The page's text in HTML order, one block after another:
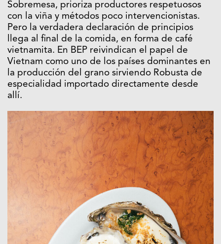
Sobremesa, prioriza productores respetuosos
con la viña y métodos poco intervencionistas.
Pero la verdadera declaración de principios
llega al final de la comida, en forma de café
vietnamita. En BEP reivindican el papel de
Vietnam como uno de los países dominantes en
la producción del grano sirviendo Robusta de
especialidad importado directamente desde
allí.